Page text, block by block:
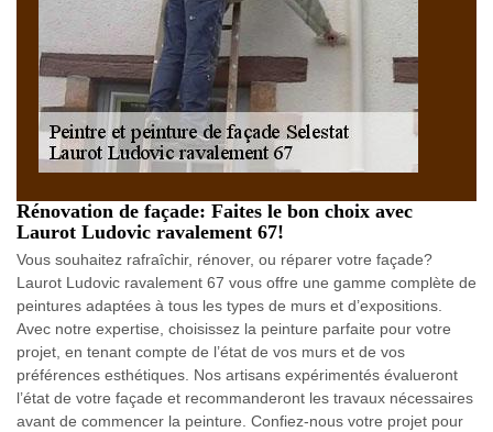
Rénovation de façade: Faites le bon choix avec
Laurot Ludovic ravalement 67!
Vous souhaitez rafraîchir, rénover, ou réparer votre façade?
Laurot Ludovic ravalement 67 vous offre une gamme complète de
peintures adaptées à tous les types de murs et d’expositions.
Avec notre expertise, choisissez la peinture parfaite pour votre
projet, en tenant compte de l’état de vos murs et de vos
préférences esthétiques. Nos artisans expérimentés évalueront
l’état de votre façade et recommanderont les travaux nécessaires
avant de commencer la peinture. Confiez-nous votre projet pour